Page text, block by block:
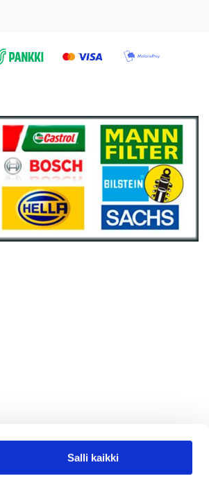
Salli kaikki